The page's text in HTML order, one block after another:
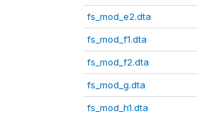
fs_mod_e2.dta
fs_mod_f1.dta
fs_mod_f2.dta
fs_mod_g.dta
fs_mod_h1.dta